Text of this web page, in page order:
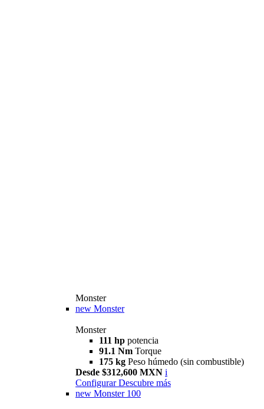
Monster
new Monster
Monster
111 hp potencia
91.1 Nm Torque
175 kg Peso húmedo (sin combustible)
Desde $312,600 MXN i
Configurar Descubre más
new Monster 100